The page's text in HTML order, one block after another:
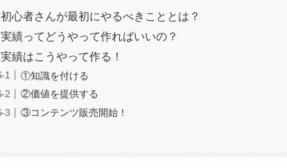
初心者さんが最初にやるべきこととは？
実績ってどうやって作ればいいの？
実績はこうやって作る！
①知識を付ける
②価値を提供する
③コンテンツ販売開始！